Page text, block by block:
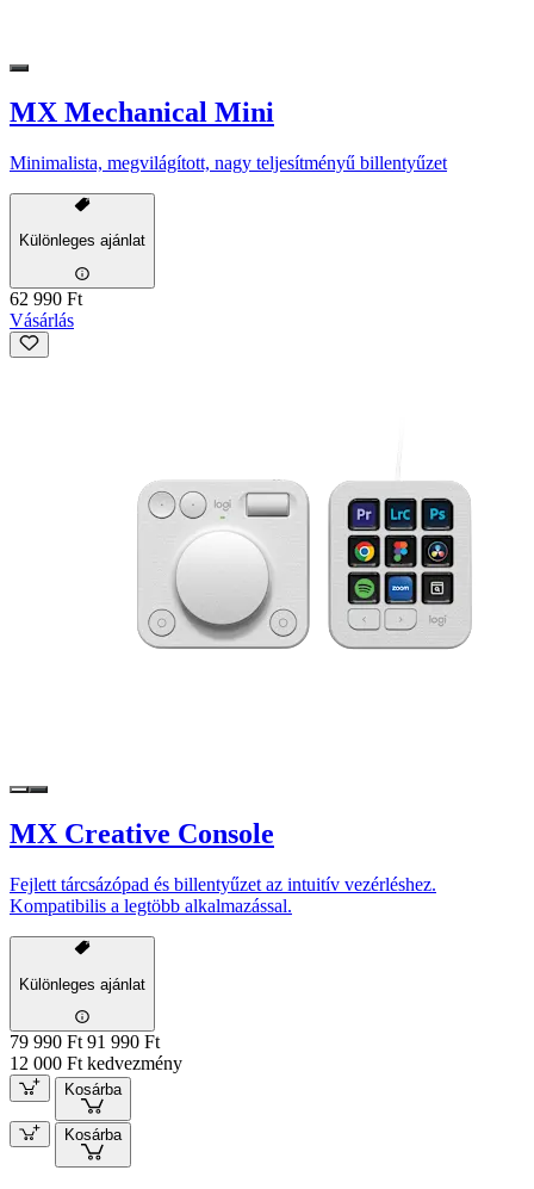
MX Mechanical Mini
Minimalista, megvilágított, nagy teljesítményű billentyűzet
Különleges ajánlat
62 990 Ft
Vásárlás
MX Creative Console
Fejlett tárcsázópad és billentyűzet az intuitív vezérléshez.
Kompatibilis a legtöbb alkalmazással.
Különleges ajánlat
79 990 Ft 91 990 Ft
12 000 Ft kedvezmény
Kosárba
Kosárba